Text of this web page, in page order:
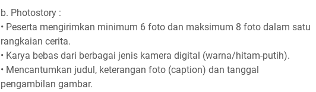
b. Photostory :
• Peserta mengirimkan minimum 6 foto dan maksimum 8 foto dalam satu
rangkaian cerita.
• Karya bebas dari berbagai jenis kamera digital (warna/hitam-putih).
• Mencantumkan judul, keterangan foto (caption) dan tanggal
pengambilan gambar.